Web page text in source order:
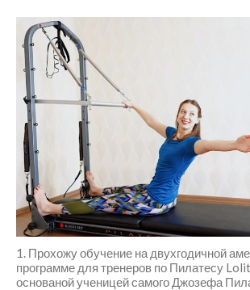
1. Прохожу обучение на двухгодичной
программе для тренеров по Пилатесу
основаной ученицей самого Джозефа